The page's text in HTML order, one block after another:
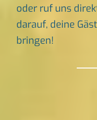
oder ruf uns
darauf, deine
bringen!